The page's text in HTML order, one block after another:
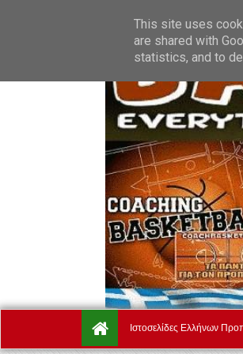
Saturday, August 8.
Ιστοσελίδες Ελλήνων
This site uses
are shared with
statistics, and to